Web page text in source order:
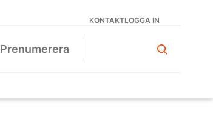
KONTAKTLOGGA IN
Prenumerera